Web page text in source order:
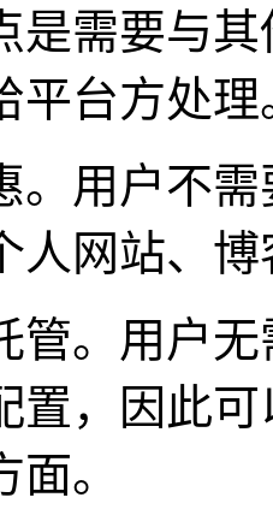
是需要与
平台方处
用户不需
人网站、
。用户无
置，因此
。